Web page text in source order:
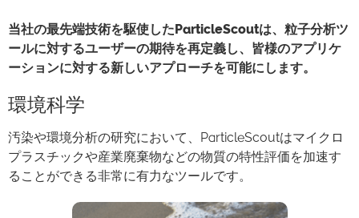
当社の最先端技術を駆使したParticleScoutは、粒子分析ツ
ールに対するユーザーの期待を再定義し、皆様のアプリケ
ーションに対する新しいアプローチを可能にします。
環境科学
汚染や環境分析の研究において、ParticleScoutはマイクロ
プラスチックや産業廃棄物などの物質の特性評価を加速す
ることができる非常に有力なツールです。